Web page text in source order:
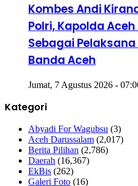
Kombes Andi
Polri, Kapolda
Sebagai
Banda Aceh
Jumat, 7 Agustus 2026 -
Kategori
Abyadi For Wagubsu (3)
Aceh Darussalam (2,017)
Berita Pilihan (2,786)
Daerah (16,367)
EkBis (262)
Galeri Foto (16)